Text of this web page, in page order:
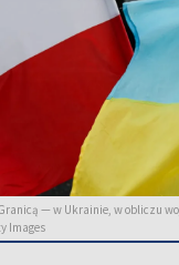
— w Ukrainie, w obliczu
Images